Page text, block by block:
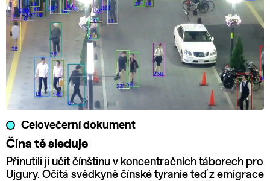
Celovečerní dokument
Čína tě sleduje
Přinutili ji učit čínštinu v koncentračních táborech pro
Ujgury. Očitá svědkyně čínské tyranie teď z emigrace